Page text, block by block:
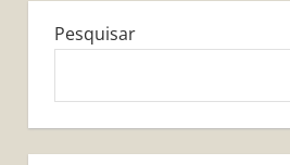
Pesquisar